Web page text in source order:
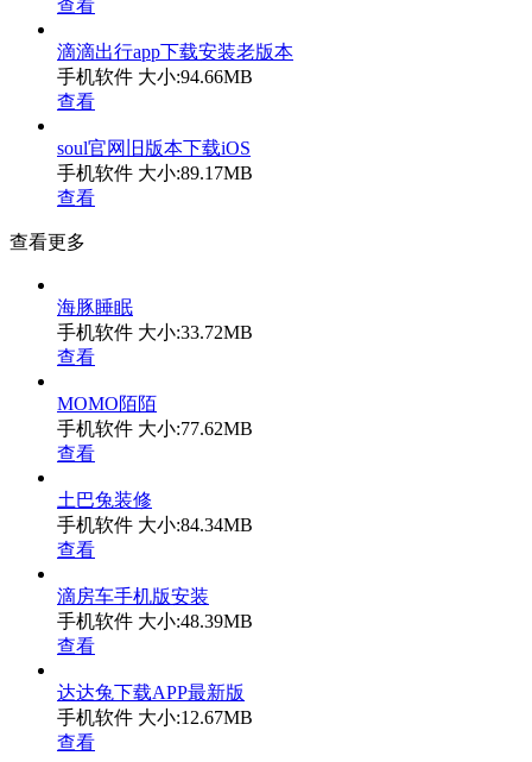
查看
滴滴出行app下载安装老版本
手机软件 大小:94.66MB
查看
soul官网旧版本下载iOS
手机软件 大小:89.17MB
查看
查看更多
海豚睡眠
手机软件 大小:33.72MB
查看
MOMO陌陌
手机软件 大小:77.62MB
查看
土巴兔装修
手机软件 大小:84.34MB
查看
滴房车手机版安装
手机软件 大小:48.39MB
查看
达达兔下载APP最新版
手机软件 大小:12.67MB
查看